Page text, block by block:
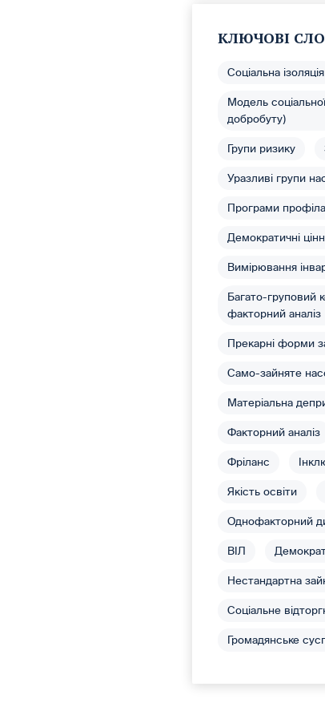
КЛЮЧОВІ
Соціальна ізоляція
Модель
добробуту)
Групи ризику
Уразливі групи
Програми
Демократичні
Вимірювання
Багато-груповий
факторний аналіз
Прекарні форми
Само-зайняте
Матеріальна
Факторний аналіз
Фріланс
Якість освіти
Однофакторний
ВІЛ
Нестандартна
Соціальне
Громадянське